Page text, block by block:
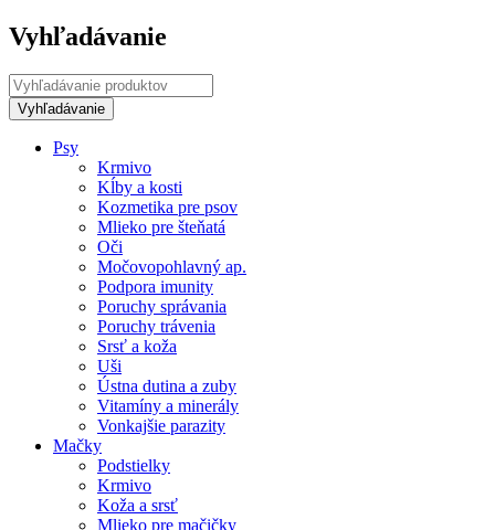
Vyhľadávanie
Psy
Krmivo
Kĺby a kosti
Kozmetika pre psov
Mlieko pre šteňatá
Oči
Močovopohlavný ap.
Podpora imunity
Poruchy správania
Poruchy trávenia
Srsť a koža
Uši
Ústna dutina a zuby
Vitamíny a minerály
Vonkajšie parazity
Mačky
Podstielky
Krmivo
Koža a srsť
Mlieko pre mačičky